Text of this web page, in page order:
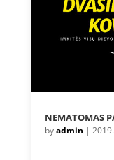
NEMATOMAS
byadmin |